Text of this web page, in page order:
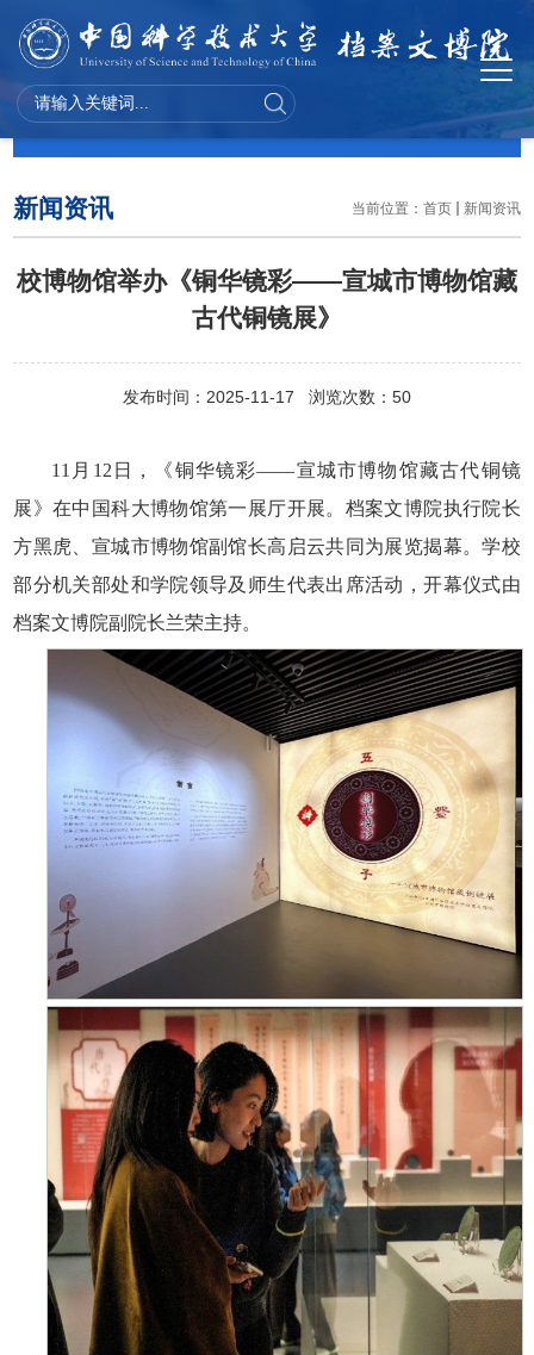
新闻资讯
新闻资讯 当前位置： 首页 新闻资讯
校博物馆举办《铜华镜彩——宣城市博物馆藏
古代铜镜展》
发布时间：2025-11-17 浏览次数： 50
11月12日，《铜华镜彩——宣城市博物馆藏古代铜镜
展》在中国科大博物馆第一展厅开展。档案文博院执行院长
方黑虎、宣城市博物馆副馆长高启云共同为展览揭幕。学校
部分机关部处和学院领导及师生代表出席活动，开幕仪式由
档案文博院副院长兰荣主持。